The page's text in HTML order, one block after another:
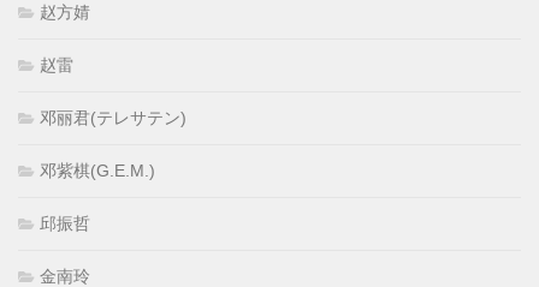
赵方婧
赵雷
邓丽君(テレサテン)
邓紫棋(G.E.M.)
邱振哲
金南玲